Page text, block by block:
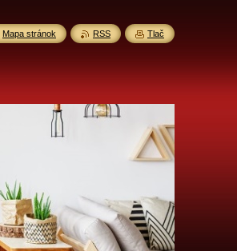
Mapa stránok RSS Tlač